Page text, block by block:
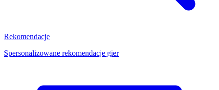
Rekomendacje
Spersonalizowane rekomendacje gier